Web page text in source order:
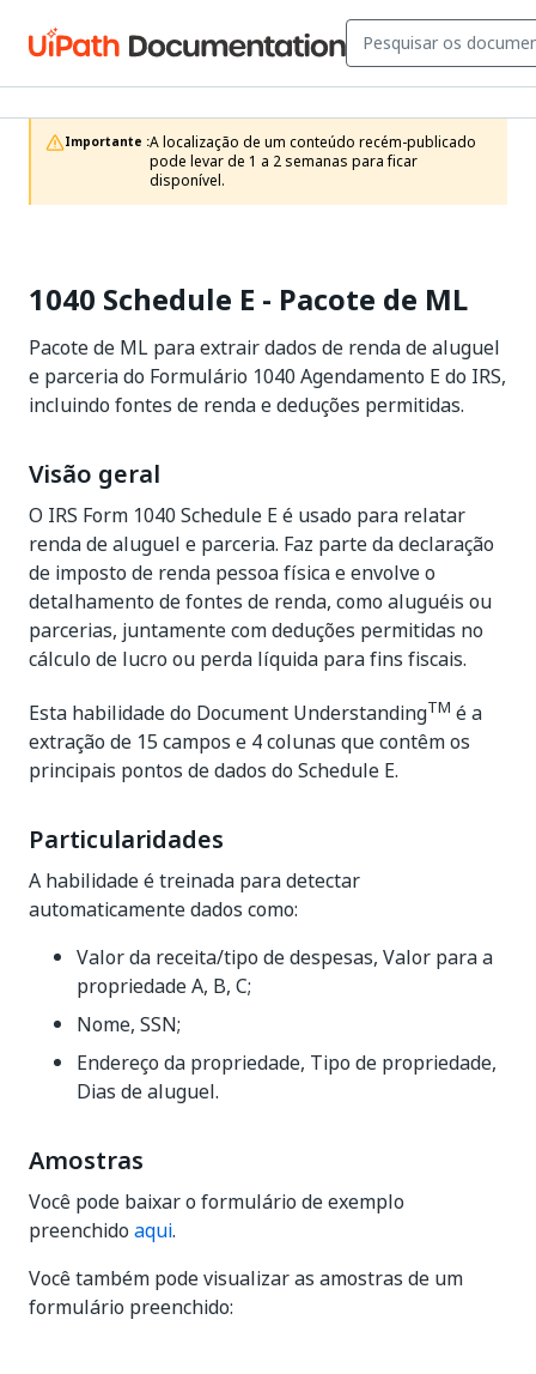
Importante :A localização de um conteúdo recém-publicado
pode levar de 1 a 2 semanas para ficar
disponível.
1040 Schedule E - Pacote de ML
Pacote de ML para extrair dados de renda de aluguel
e parceria do Formulário 1040 Agendamento E do IRS,
incluindo fontes de renda e deduções permitidas.
Visão geral
O IRS Form 1040 Schedule E é usado para relatar
renda de aluguel e parceria. Faz parte da declaração
de imposto de renda pessoa física e envolve o
detalhamento de fontes de renda, como aluguéis ou
parcerias, juntamente com deduções permitidas no
cálculo de lucro ou perda líquida para fins fiscais.
Esta habilidade do Document UnderstandingTM é a
extração de 15 campos e 4 colunas que contêm os
principais pontos de dados do Schedule E.
Particularidades
A habilidade é treinada para detectar
automaticamente dados como:
Valor da receita/tipo de despesas, Valor para a
propriedade A, B, C;
Nome, SSN;
Endereço da propriedade, Tipo de propriedade,
Dias de aluguel.
Amostras
Você pode baixar o formulário de exemplo
preenchido aqui.
Você também pode visualizar as amostras de um
formulário preenchido: